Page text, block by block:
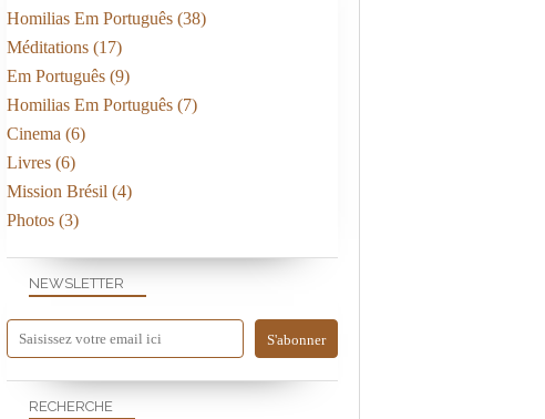
NEWSLETTER
RECHERCHE
Homilias Em Português (38)
Méditations (17)
Em Português (9)
Homilias Em Português (7)
Cinema (6)
Livres (6)
Mission Brésil (4)
Photos (3)